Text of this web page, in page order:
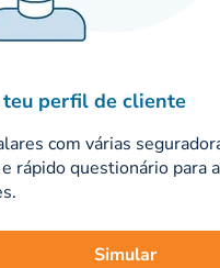
2017, a seguradora April
num estudo de mercado
April Seguros conta com
por todo o mundo.
teu perfil de cliente
com várias
rápido questionário para
Simular